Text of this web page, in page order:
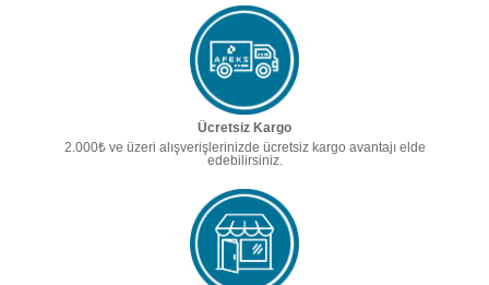
Ücretsiz Kargo
2.000₺ ve üzeri alışverişlerinizde ücretsiz kargo avantajı elde
edebilirsiniz.